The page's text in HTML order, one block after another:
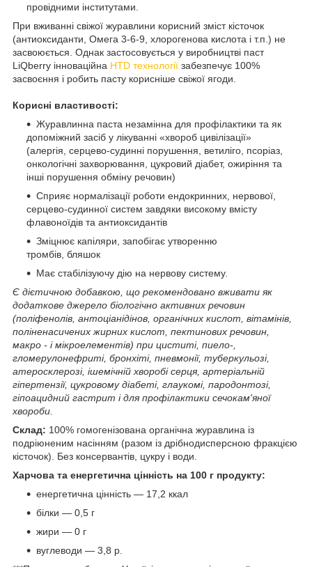
провідними інститутами.
При вживанні свіжої журавлини корисний зміст кісточок
(антиоксиданти, Омега 3-6-9, хлорогенова кислота і т.п.) не
засвоюється. Однак застосовується у виробництві паст
LiQberry інноваційна HTD технології забезпечує 100%
засвоєння і робить пасту корисніше свіжої ягоди.
Корисні властивості:
Журавлинна паста незамінна для профілактики та як
допоміжний засіб у лікуванні «хвороб цивілізації»
(алергія, серцево-судинні порушення, ветиліго, псоріаз,
онкологічні захворювання, цукровий діабет, ожиріння та
інші порушення обміну речовин)
Сприяє нормалізації роботи ендокринних, нервової,
серцево-судинної систем завдяки високому вмісту
флавоноїдів та антиоксидантів
Зміцнює капіляри, запобігає утворенню
тромбів, бляшок
Має стабілізуючу дію на нервову систему.
Є дієтичною добавкою, що рекомендовано вживати як
додаткове джерело біологічно активних речовин
(поліфенолів, антоціанідінов, органічних кислот, вітамінів,
поліненасичених жирних кислот, пектинових речовин,
макро - і мікроелементів) при циститі, пиело-,
гломерулонефриті, бронхіті, пневмонії, туберкульозі,
атеросклерозі, ішемічній хворобі серця, артеріальній
гіпертензії, цукровому діабеті, глаукомі, пародонтозі,
гіпоацидний гастрит і для профілактики сечокам'яної
хвороби.
Склад: 100% гомогенізована органічна журавлина із
подріюненим насінням (разом із дрібнодисперсною фракцією
кісточок). Без консервантів, цукру і води.
Харчова та енергетична цінність на 100 г продукту:
енергетична цінність — 17,2 ккал
білки — 0,5 г
жири — 0 г
вуглеводи — 3,8 р.